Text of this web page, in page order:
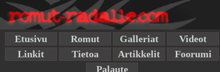
Etusivu Romut Galleriat
Videot
Linkit
Tietoa Artikkelit
Foorumi
Palaute